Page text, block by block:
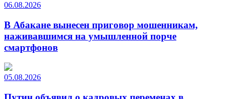
06.08.2026
В Абакане вынесен приговор мошенникам,
наживавшимся на умышленной порче
смартфонов
05.08.2026